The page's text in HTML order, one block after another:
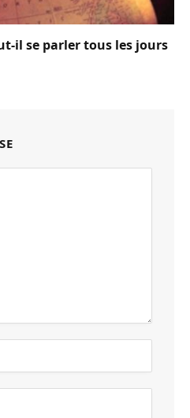
il se parler tous les jours